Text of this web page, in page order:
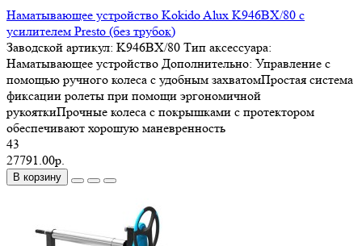
Наматывающее устройство Kokido Alux K946BX/80 c
усилителем Presto (без трубок)
Заводской артикул: K946BX/80 Тип аксессуара:
Наматывающее устройство Дополнительно: Управление с
помощью ручного колеса с удобным захватомПростая система
фиксации ролеты при помощи эргономичной
рукояткиПрочные колеса с покрышками с протектором
обеспечивают хорошую маневренность
43
27791.00р.
В корзину